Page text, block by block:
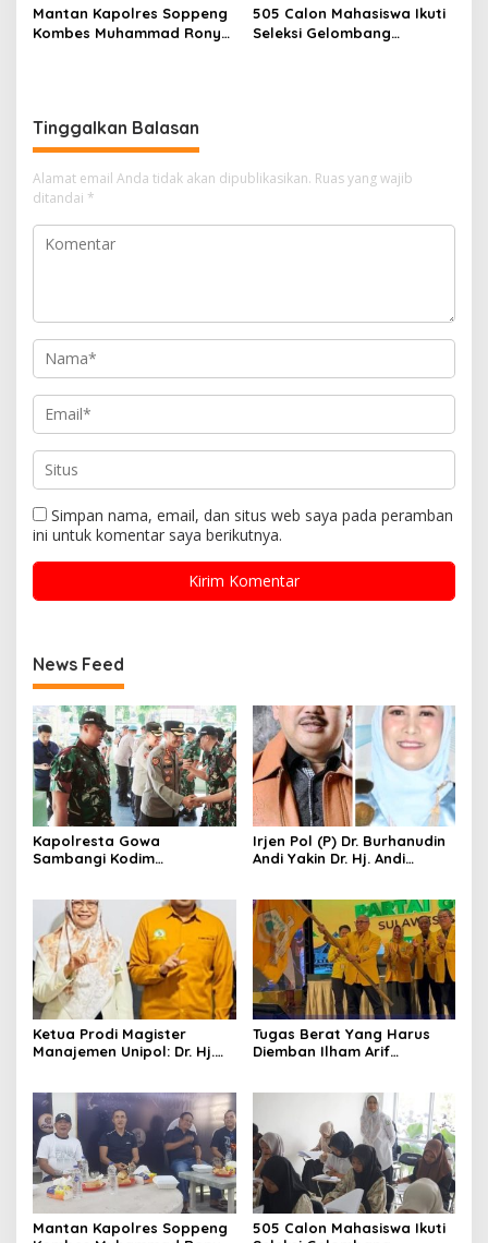
Mantan Kapolres Soppeng
Kombes Muhammad Rony
505 Calon Mahasiswa Ikuti
Seleksi Gelombang
Tinggalkan Balasan
Alamat email Anda tidak akan dipublikasikan. Ruas yang wajib
ditandai *
Simpan nama, email, dan situs web saya pada peramban
ini untuk komentar saya berikutnya.
News Feed
Kapolresta Gowa
Sambangi Kodim
TNI-Polri
Irjen Pol (P) Dr. Burhanudin
Andi Yakin Dr. Hj. Andi
Ketua Prodi Magister
Manajemen Unipol: Dr. Hj.
Unggul
Tugas Berat Yang Harus
Diemban Ilham Arif
Mantan Kapolres Soppeng
505 Calon Mahasiswa Ikuti